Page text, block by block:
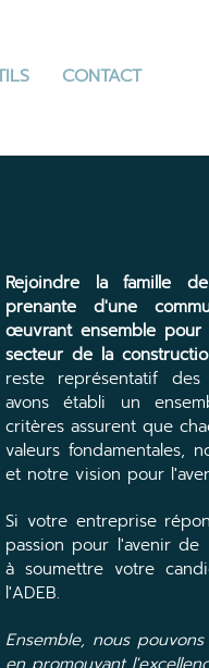
CONTACT
Rejoindre la famille
prenante d'une
œuvrant ensemble pour
secteur de la
reste représentatif
avons établi un
critères assurent que
valeurs fondamentales,
et notre vision pour
Si votre entreprise
passion pour l'avenir de
à soumettre votre
l'ADEB.
Ensemble, nous